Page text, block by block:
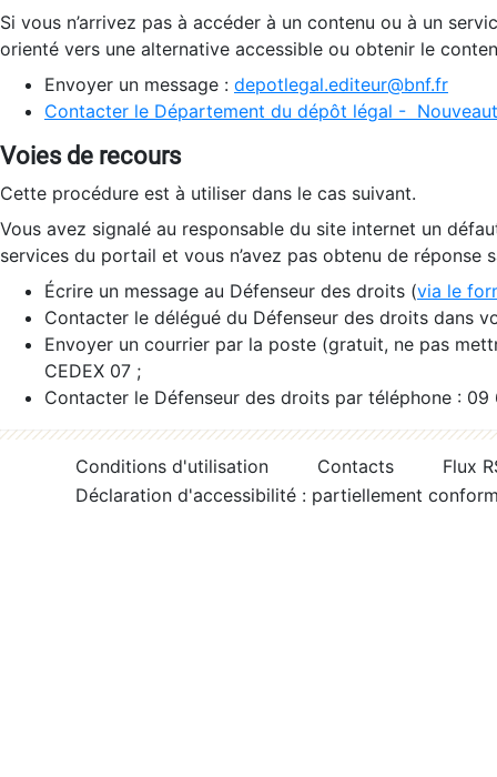
Si vous n’arrivez pas à accéder à un contenu ou à un
orienté vers une alternative accessible ou obtenir le
Envoyer un message : depotlegal.editeur@bnf.fr
Contacter le Département du dépôt légal -
Voies de recours
Cette procédure est à utiliser dans le cas suivant.
Vous avez signalé au responsable du site internet un
services du portail et vous n’avez pas obtenu de réponse
Écrire un message au Défenseur des droits (via le
Contacter le délégué du Défenseur des droits dans
Envoyer un courrier par la poste (gratuit, ne pas
CEDEX 07 ;
Contacter le Défenseur des droits par téléphone :
Conditions d'utilisation Contacts
Flux
Déclaration d'accessibilité : partiellement